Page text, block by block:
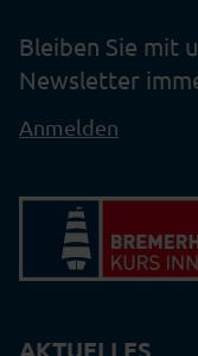
Bleiben Sie mit
Newsletter
Anmelden